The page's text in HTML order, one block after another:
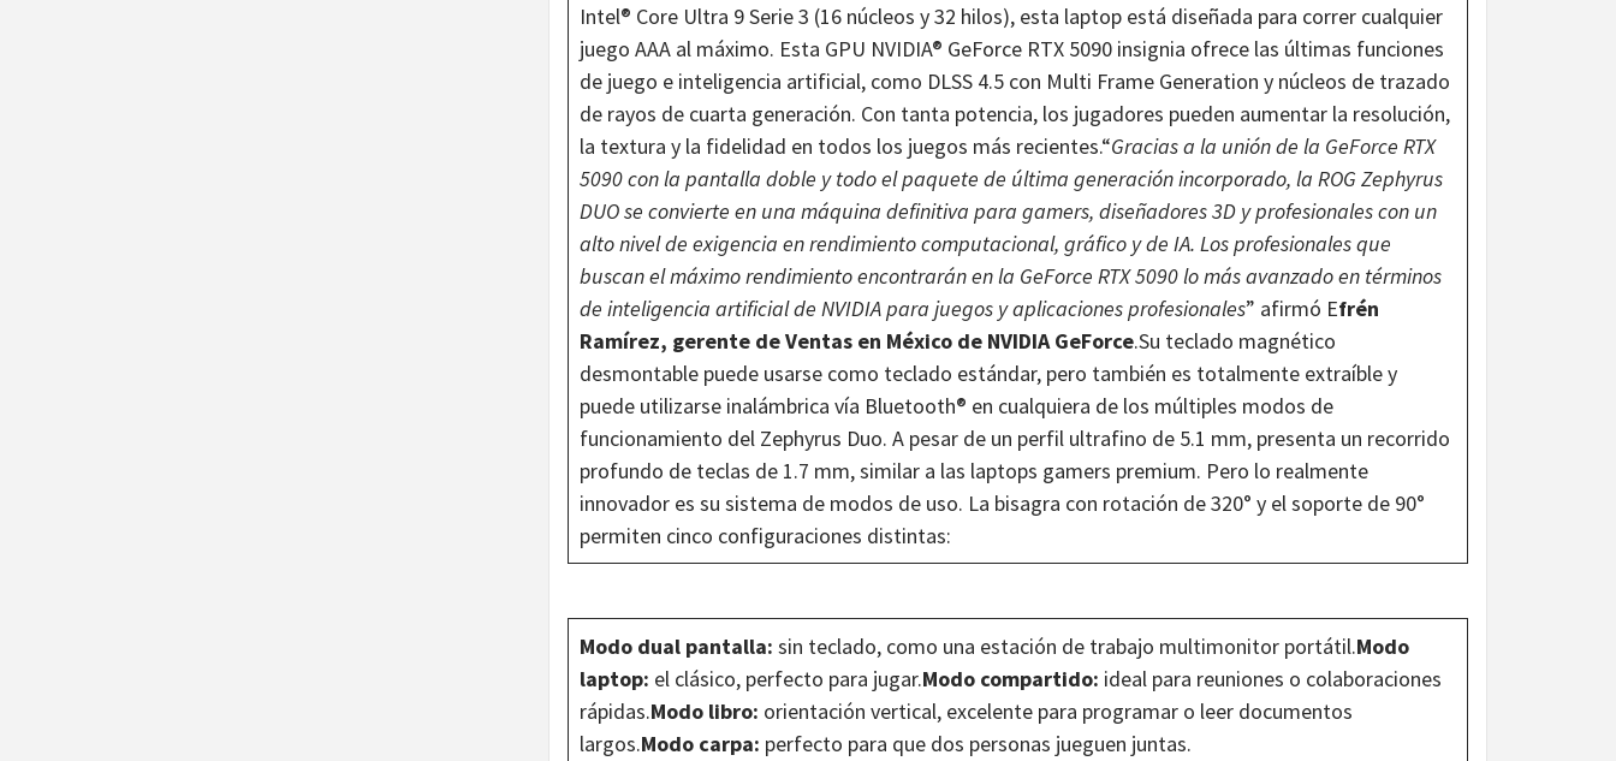
Intel®︎ Core Ultra 9 Serie 3 (16 núcleos y 32 hilos), esta laptop está diseñada para correr cualquier
juego AAA al máximo. Esta GPU NVIDIA®︎ GeForce RTX 5090 insignia ofrece las últimas funciones
de juego e inteligencia artificial, como DLSS 4.5 con Multi Frame Generation y núcleos de trazado
de rayos de cuarta generación. Con tanta potencia, los jugadores pueden aumentar la resolución,
la textura y la fidelidad en todos los juegos más recientes.“Gracias a la unión de la GeForce RTX
5090 con la pantalla doble y todo el paquete de última generación incorporado, la ROG Zephyrus
DUO se convierte en una máquina definitiva para gamers, diseñadores 3D y profesionales con un
alto nivel de exigencia en rendimiento computacional, gráfico y de IA. Los profesionales que
buscan el máximo rendimiento encontrarán en la GeForce RTX 5090 lo más avanzado en términos
de inteligencia artificial de NVIDIA para juegos y aplicaciones profesionales” afirmó Efrén
Ramírez, gerente de Ventas en México de NVIDIA GeForce.Su teclado magnético
desmontable puede usarse como teclado estándar, pero también es totalmente extraíble y
puede utilizarse inalámbrica vía Bluetooth®︎ en cualquiera de los múltiples modos de
funcionamiento del Zephyrus Duo. A pesar de un perfil ultrafino de 5.1 mm, presenta un recorrido
profundo de teclas de 1.7 mm, similar a las laptops gamers premium. Pero lo realmente
innovador es su sistema de modos de uso. La bisagra con rotación de 320° y el soporte de 90°
permiten cinco configuraciones distintas:
Modo dual pantalla: sin teclado, como una estación de trabajo multimonitor portátil.Modo
laptop: el clásico, perfecto para jugar.Modo compartido: ideal para reuniones o colaboraciones
rápidas.Modo libro: orientación vertical, excelente para programar o leer documentos
largos.Modo carpa: perfecto para que dos personas jueguen juntas.